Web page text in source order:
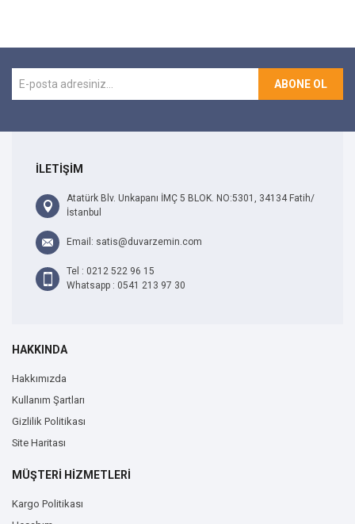
ABONE OL
İLETİŞİM
Atatürk Blv. Unkapanı İMÇ 5 BLOK. NO:5301, 34134 Fatih/
İstanbul
Email: satis@duvarzemin.com
Tel : 0212 522 96 15
Whatsapp : 0541 213 97 30
HAKKINDA
Hakkımızda
Kullanım Şartları
Gizlilik Politikası
Site Haritası
MÜŞTERİ HİZMETLERİ
Kargo Politikası